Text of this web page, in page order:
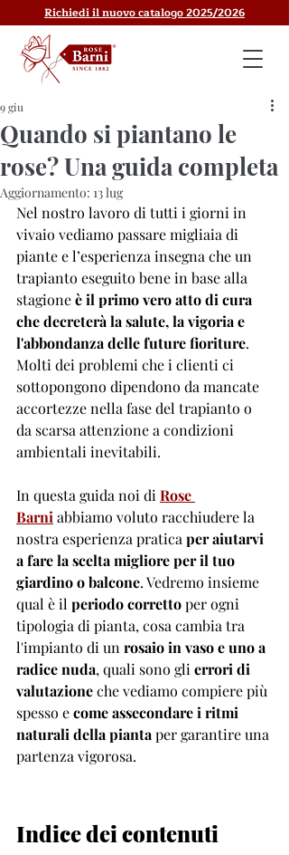
Richiedi il nuovo catalogo 2025/2026
Quando si piantano le
rose? Una guida completa
9 giu
Aggiornamento: 13 lug
Nel nostro lavoro di tutti i giorni in
vivaio vediamo passare migliaia di
piante e l’esperienza insegna che un
trapianto eseguito bene in base alla
stagione è il primo vero atto di cura
che decreterà la salute, la vigoria e
l'abbondanza delle future fioriture.
Molti dei problemi che i clienti ci
sottopongono dipendono da mancate
accortezze nella fase del trapianto o
da scarsa attenzione a condizioni
ambientali inevitabili.
In questa guida noi di Rose
Barni abbiamo voluto racchiudere la
nostra esperienza pratica per aiutarvi
a fare la scelta migliore per il tuo
giardino o balcone. Vedremo insieme
qual è il periodo corretto per ogni
tipologia di pianta, cosa cambia tra
l'impianto di un rosaio in vaso e uno a
radice nuda, quali sono gli errori di
valutazione che vediamo compiere più
spesso e come assecondare i ritmi
naturali della pianta per garantire una
partenza vigorosa.
Indice dei contenuti